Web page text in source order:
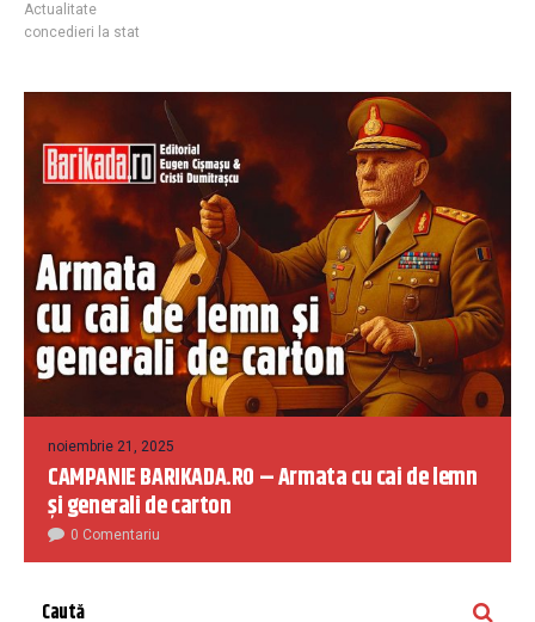
Actualitate
concedieri la stat
noiembrie 21, 2025
CAMPANIE BARIKADA.RO – Armata cu cai de lemn
și generali de carton
0 Comentariu